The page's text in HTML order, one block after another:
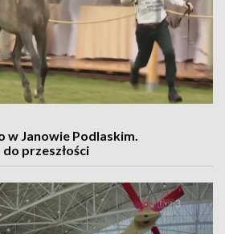
w Janowie Podlaskim.
przeszłości